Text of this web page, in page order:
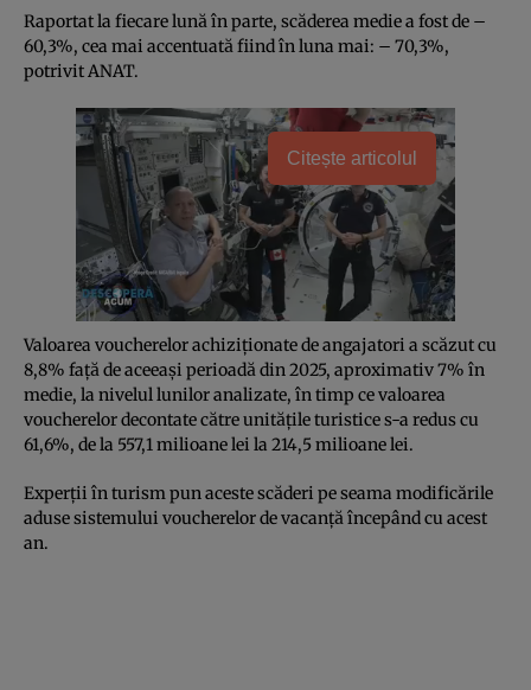
Raportat la fiecare lună în parte, scăderea medie a fost de –
60,3%, cea mai accentuată fiind în luna mai: – 70,3%,
potrivit ANAT.
Citește articolul
Valoarea voucherelor achiziționate de angajatori a scăzut cu
8,8% față de aceeași perioadă din 2025, aproximativ 7% în
medie, la nivelul lunilor analizate, în timp ce valoarea
voucherelor decontate către unitățile turistice s-a redus cu
61,6%, de la 557,1 milioane lei la 214,5 milioane lei.
Experții în turism pun aceste scăderi pe seama modificările
aduse sistemului voucherelor de vacanță începând cu acest
an.